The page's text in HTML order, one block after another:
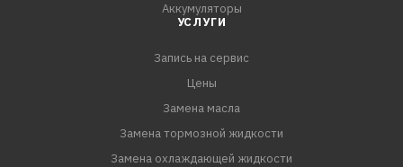
Аккумуляторы
УСЛУГИ
Запись на сервис
Цены
Замена масла
Замена тормозной жидкости
Замена охлаждающей жидкости